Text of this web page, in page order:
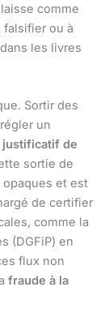
comme
falsifier ou à
les livres
Sortir des
un
justificatif de
sortie de
et est
de certifier
comme la
(DGFiP) en
flux non
fraude à la